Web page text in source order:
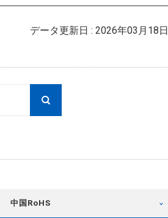
データ更新日 : 2026年03月18日
中国RoHS